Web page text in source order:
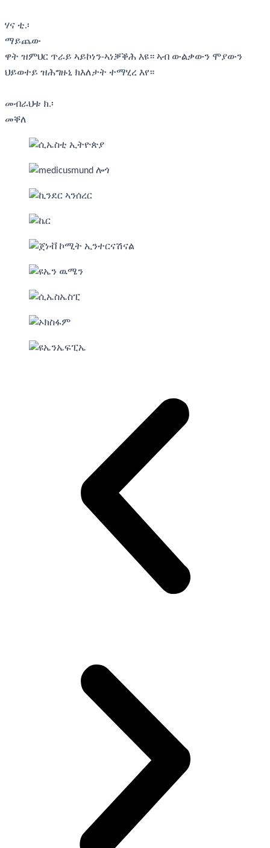
ሃና ቲ.፡
ማይጨው
ዋት ዝምህር ጥራይ ኣይኮነን-ኣነቓቕሕ እዩ። ኣብ ውልቃውን ሞያውን
ህይወተይ ዝሕግዙኒ ክእለታት ተማሂረ እየ።
መብራህቱ ክ.፡
መቐለ